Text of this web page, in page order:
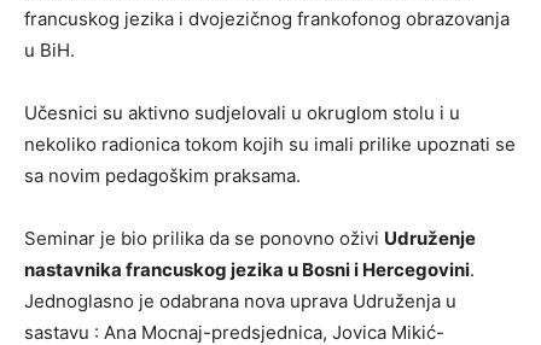
francuskog jezika i dvojezičnog frankofonog obrazovanja
u BiH.
Učesnici su aktivno sudjelovali u okruglom stolu i u
nekoliko radionica tokom kojih su imali prilike upoznati se
sa novim pedagoškim praksama.
Seminar je bio prilika da se ponovno oživi Udruženje
nastavnika francuskog jezika u Bosni i Hercegovini.
Jednoglasno je odabrana nova uprava Udruženja u
sastavu : Ana Mocnaj-predsjednica, Jovica Mikić-